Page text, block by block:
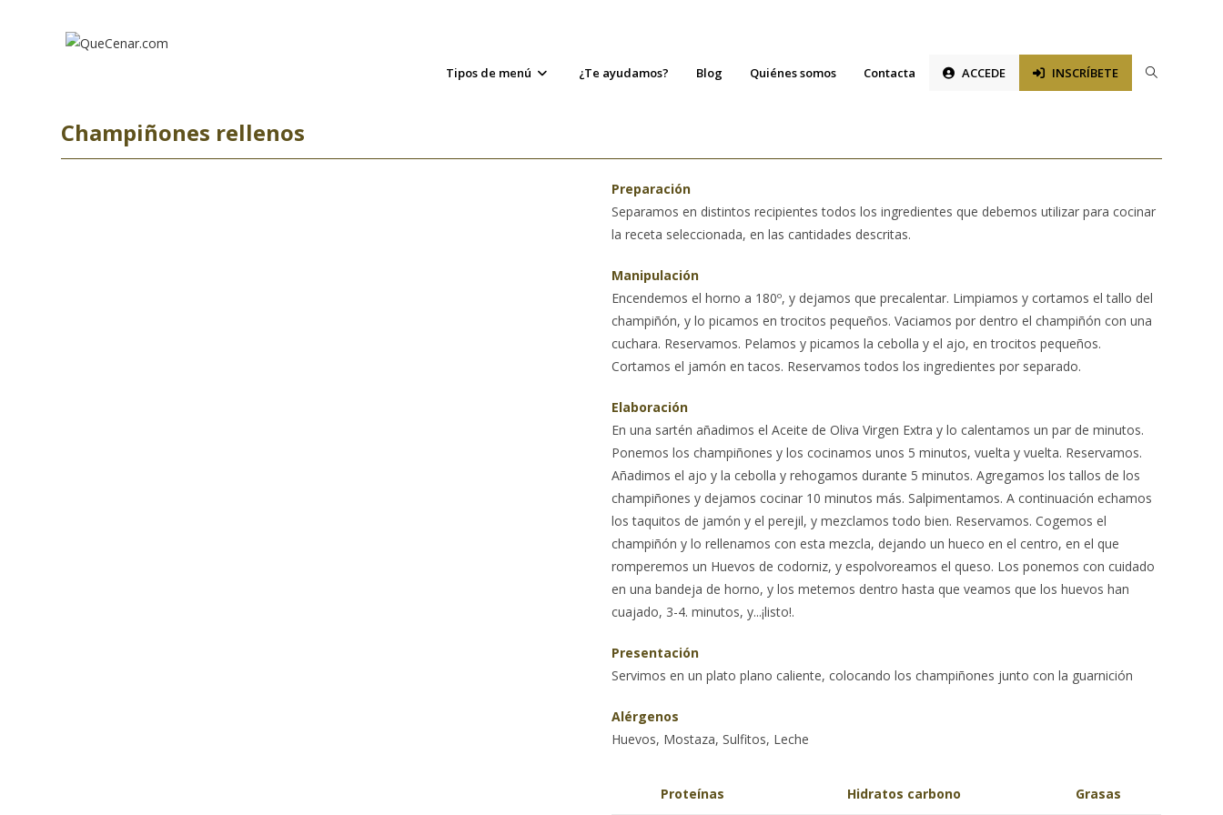
Tipos de menú ¿Te ayudamos? Blog Quiénes somos Contacta ACCEDE INSCRÍBETE Alternar
web
Champiñones rellenos
Preparación
Separamos en distintos recipientes todos los ingredientes que debemos utilizar para cocinar
la receta seleccionada, en las cantidades descritas.
Manipulación
Encendemos el horno a 180º, y dejamos que precalentar. Limpiamos y cortamos el tallo del
champiñón, y lo picamos en trocitos pequeños. Vaciamos por dentro el champiñón con una
cuchara. Reservamos. Pelamos y picamos la cebolla y el ajo, en trocitos pequeños.
Cortamos el jamón en tacos. Reservamos todos los ingredientes por separado.
Elaboración
En una sartén añadimos el Aceite de Oliva Virgen Extra y lo calentamos un par de minutos.
Ponemos los champiñones y los cocinamos unos 5 minutos, vuelta y vuelta. Reservamos.
Añadimos el ajo y la cebolla y rehogamos durante 5 minutos. Agregamos los tallos de los
champiñones y dejamos cocinar 10 minutos más. Salpimentamos. A continuación echamos
los taquitos de jamón y el perejil, y mezclamos todo bien. Reservamos. Cogemos el
champiñón y lo rellenamos con esta mezcla, dejando un hueco en el centro, en el que
romperemos un Huevos de codorniz, y espolvoreamos el queso. Los ponemos con cuidado
en una bandeja de horno, y los metemos dentro hasta que veamos que los huevos han
cuajado, 3-4. minutos, y...¡listo!.
Presentación
Servimos en un plato plano caliente, colocando los champiñones junto con la guarnición
Alérgenos
Huevos, Mostaza, Sulfitos, Leche
Proteínas Hidratos carbono Grasas